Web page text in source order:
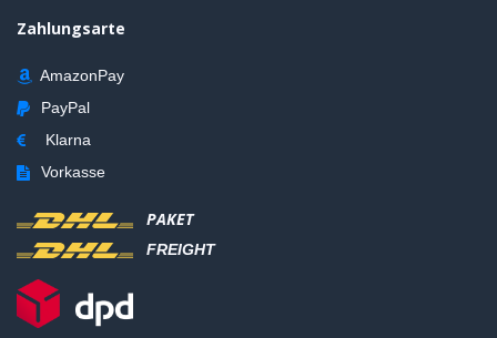
Zahlungsarte
AmazonPay
PayPal
Klarna
Vorkasse
PAKET
FREIGHT